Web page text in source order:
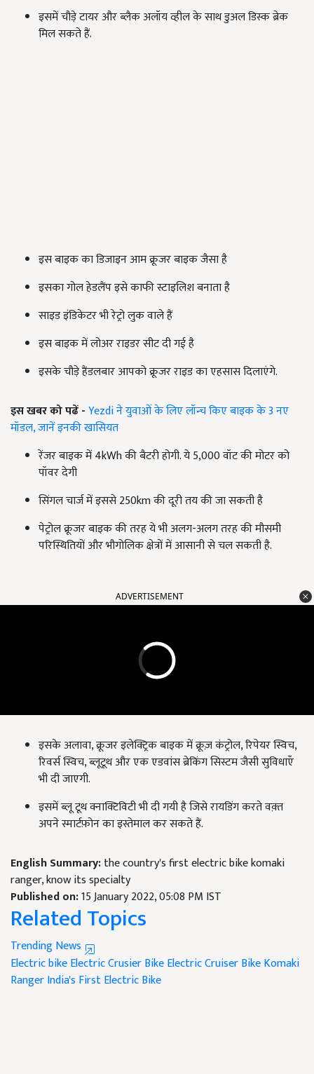
इसमें चौड़े टायर और ब्लैक अलॉय व्हील के साथ डुअल डिस्क ब्रेक
मिल सकते हैं.
इस बाइक का डिजाइन आम क्रूजर बाइक जैसा है
इसका गोल हेडलैंप इसे काफी स्टाइलिश बनाता है
साइड इंडिकेटर भी रेट्रो लुक वाले हैं
इस बाइक में लोअर राइडर सीट दी गई है
इसके चौड़े हैंडलबार आपको क्रूजर राइड का एहसास दिलाएंगे.
इस खबर को पढें -Yezdi ने युवाओं के लिए लॉन्च किए बाइक के 3 नए
मॉडल, जानें इनकी खासियत
रेंजर बाइक में 4kWh की बैटरी होगी. ये 5,000 वॉट की मोटर को
पॉवर देगी
सिंगल चार्ज में इससे 250km की दूरी तय की जा सकती है
पेट्रोल क्रूजर बाइक की तरह ये भी अलग-अलग तरह की मौसमी
परिस्थितियों और भौगोलिक क्षेत्रों में आसानी से चल सकती है.
ADVERTISEMENT
इसके अलावा, क्रूजर इलेक्ट्रिक बाइक में क्रूज़ कंट्रोल, रिपेयर स्विच,
रिवर्स स्विच, ब्लूटूथ और एक एडवांस ब्रेकिंग सिस्टम जैसी सुविधाएँ
भी दी जाएगी.
इसमें ब्लू टूथ क्नाक्टिविटी भी दी गयी है जिसे रायडिंग करते वक़्त
अपने स्मार्टफ़ोन का इस्तेमाल कर सकते हैं.
English Summary:the country's first electric bike komaki
ranger, know its specialty
Published on:15 January 2022, 05:08 PM IST
Related Topics
Trending News
Electric bikeElectric Crusier BikeElectric Cruiser Bike Komaki
RangerIndia's First Electric Bike